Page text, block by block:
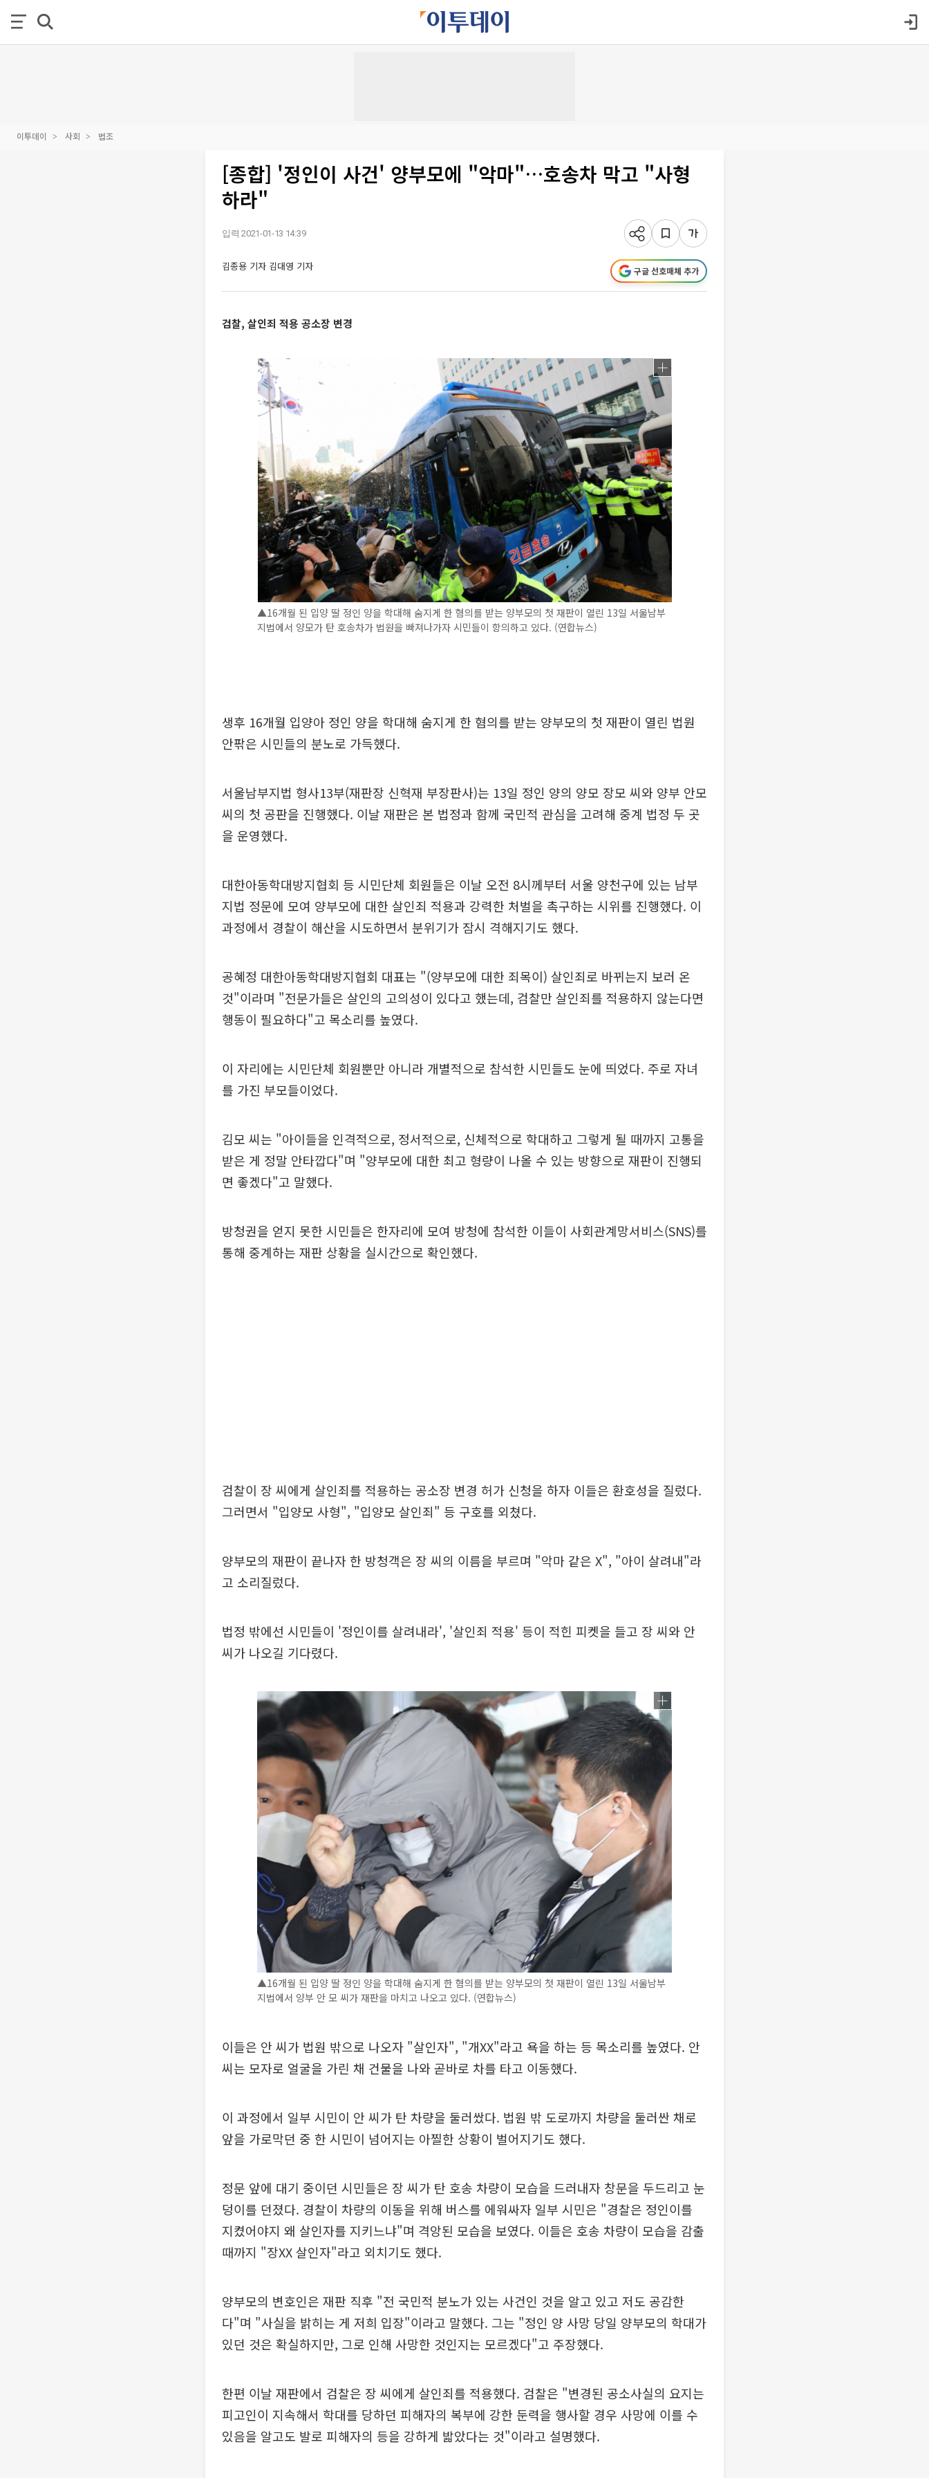
이투데이 사회 법조
[종합] '정인이 사건' 양부모에 "악마"…호송차 막고 "사형
하라"
입력 2021-01-13 14:39
김종용 기자 김대영 기자 구글 선호매체 추가
검찰, 살인죄 적용 공소장 변경
▲16개월 된 입양 딸 정인 양을 학대해 숨지게 한 혐의를 받는 양부모의 첫 재판이 열린 13일 서울남부
지법에서 양모가 탄 호송차가 법원을 빠져나가자 시민들이 항의하고 있다. (연합뉴스)
생후 16개월 입양아 정인 양을 학대해 숨지게 한 혐의를 받는 양부모의 첫 재판이 열린 법원
안팎은 시민들의 분노로 가득했다.
서울남부지법 형사13부(재판장 신혁재 부장판사)는 13일 정인 양의 양모 장모 씨와 양부 안모
씨의 첫 공판을 진행했다. 이날 재판은 본 법정과 함께 국민적 관심을 고려해 중계 법정 두 곳
을 운영했다.
대한아동학대방지협회 등 시민단체 회원들은 이날 오전 8시께부터 서울 양천구에 있는 남부
지법 정문에 모여 양부모에 대한 살인죄 적용과 강력한 처벌을 촉구하는 시위를 진행했다. 이
과정에서 경찰이 해산을 시도하면서 분위기가 잠시 격해지기도 했다.
공혜정 대한아동학대방지협회 대표는 "(양부모에 대한 죄목이) 살인죄로 바뀌는지 보러 온
것"이라며 "전문가들은 살인의 고의성이 있다고 했는데, 검찰만 살인죄를 적용하지 않는다면
행동이 필요하다"고 목소리를 높였다.
이 자리에는 시민단체 회원뿐만 아니라 개별적으로 참석한 시민들도 눈에 띄었다. 주로 자녀
를 가진 부모들이었다.
김모 씨는 "아이들을 인격적으로, 정서적으로, 신체적으로 학대하고 그렇게 될 때까지 고통을
받은 게 정말 안타깝다"며 "양부모에 대한 최고 형량이 나올 수 있는 방향으로 재판이 진행되
면 좋겠다"고 말했다.
방청권을 얻지 못한 시민들은 한자리에 모여 방청에 참석한 이들이 사회관계망서비스(SNS)를
통해 중계하는 재판 상황을 실시간으로 확인했다.
검찰이 장 씨에게 살인죄를 적용하는 공소장 변경 허가 신청을 하자 이들은 환호성을 질렀다.
그러면서 "입양모 사형", "입양모 살인죄" 등 구호를 외쳤다.
양부모의 재판이 끝나자 한 방청객은 장 씨의 이름을 부르며 "악마 같은 X", "아이 살려내"라
고 소리질렀다.
법정 밖에선 시민들이 '정인이를 살려내라', '살인죄 적용' 등이 적힌 피켓을 들고 장 씨와 안
씨가 나오길 기다렸다.
▲16개월 된 입양 딸 정인 양을 학대해 숨지게 한 혐의를 받는 양부모의 첫 재판이 열린 13일 서울남부
지법에서 양부 안 모 씨가 재판을 마치고 나오고 있다. (연합뉴스)
이들은 안 씨가 법원 밖으로 나오자 "살인자", "개XX"라고 욕을 하는 등 목소리를 높였다. 안
씨는 모자로 얼굴을 가린 채 건물을 나와 곧바로 차를 타고 이동했다.
이 과정에서 일부 시민이 안 씨가 탄 차량을 둘러쌌다. 법원 밖 도로까지 차량을 둘러싼 채로
앞을 가로막던 중 한 시민이 넘어지는 아찔한 상황이 벌어지기도 했다.
정문 앞에 대기 중이던 시민들은 장 씨가 탄 호송 차량이 모습을 드러내자 창문을 두드리고 눈
덩이를 던졌다. 경찰이 차량의 이동을 위해 버스를 에워싸자 일부 시민은 "경찰은 정인이를
지켰어야지 왜 살인자를 지키느냐"며 격앙된 모습을 보였다. 이들은 호송 차량이 모습을 감출
때까지 "장XX 살인자"라고 외치기도 했다.
양부모의 변호인은 재판 직후 "전 국민적 분노가 있는 사건인 것을 알고 있고 저도 공감한
다"며 "사실을 밝히는 게 저희 입장"이라고 말했다. 그는 "정인 양 사망 당일 양부모의 학대가
있던 것은 확실하지만, 그로 인해 사망한 것인지는 모르겠다"고 주장했다.
한편 이날 재판에서 검찰은 장 씨에게 살인죄를 적용했다. 검찰은 "변경된 공소사실의 요지는
피고인이 지속해서 학대를 당하던 피해자의 복부에 강한 둔력을 행사할 경우 사망에 이를 수
있음을 알고도 발로 피해자의 등을 강하게 밟았다는 것"이라고 설명했다.